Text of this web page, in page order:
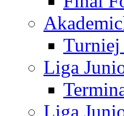
Turniej
Liga
Liga